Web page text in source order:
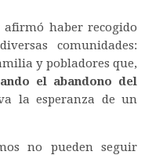
haber recogido
comunidades:
y pobladores que,
el abandono del
la esperanza de un
no pueden seguir